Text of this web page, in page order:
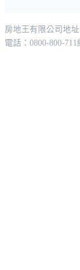
房地王有限公司 地
電話：0800-800-711